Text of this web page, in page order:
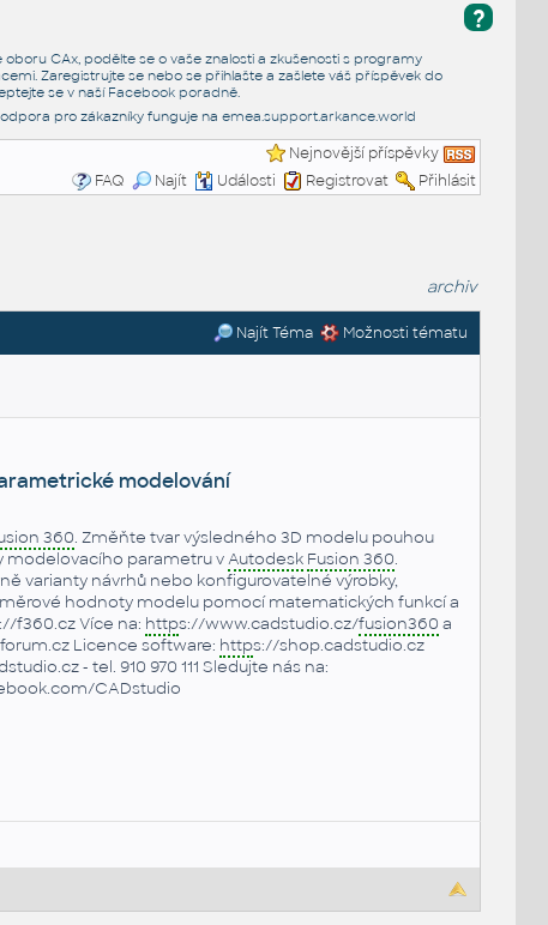
?
CAx, podělte se o vaše znalosti a zkušenosti s programy
Zaregistrujte se nebo se přihlašte a zašlete váš příspěvek do
se v naší Facebook poradně.
pro zákazníky funguje na emea.support.arkance.world
Nejnovější příspěvky
FAQ
Najít Události Registrovat Přihlásit
archiv
Najít Téma Možnosti tématu
modelování
360. Změňte tvar výsledného 3D modelu pouhou
parametru vAutodesk Fusion 360.
varianty návrhů nebo konfigurovatelné výrobky,
hodnoty modelu pomocí matematických funkcí a
f360.cz Více na: https://www.cadstudio.cz/fusion360 a
Licence software: https://shop.cadstudio.cz
- tel. 910 970 111 Sledujte nás na:
CADstudio